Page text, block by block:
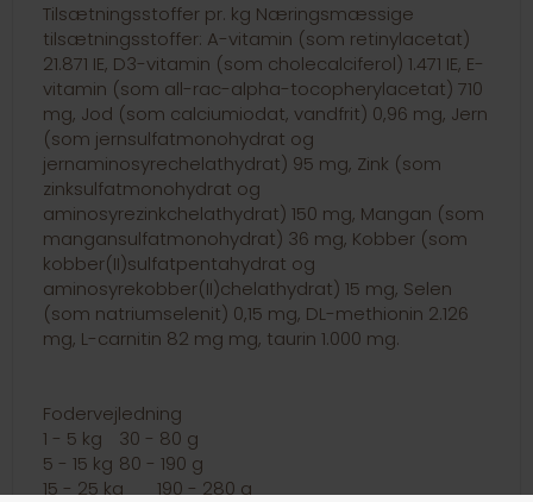
Tilsætningsstoffer pr. kg Næringsmæssige
tilsætningsstoffer: A-vitamin (som retinylacetat)
21.871 IE, D3-vitamin (som cholecalciferol) 1.471 IE, E-
vitamin (som all-rac-alpha-tocopherylacetat) 710
mg, Jod (som calciumiodat, vandfrit) 0,96 mg, Jern
(som jernsulfatmonohydrat og
jernaminosyrechelathydrat) 95 mg, Zink (som
zinksulfatmonohydrat og
aminosyrezinkchelathydrat) 150 mg, Mangan (som
mangansulfatmonohydrat) 36 mg, Kobber (som
kobber(II)sulfatpentahydrat og
aminosyrekobber(II)chelathydrat) 15 mg, Selen
(som natriumselenit) 0,15 mg, DL-methionin 2.126
mg, L-carnitin 82 mg mg, taurin 1.000 mg.
Fodervejledning
1 - 5 kg
30 - 80 g
5 - 15 kg 80 - 190 g
15 - 25 kg
190 - 280 g